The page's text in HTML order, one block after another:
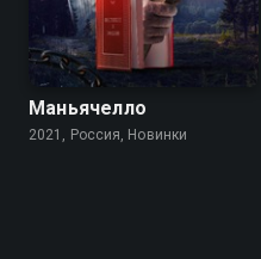
Маньячелло
2021, Россия, Новинки